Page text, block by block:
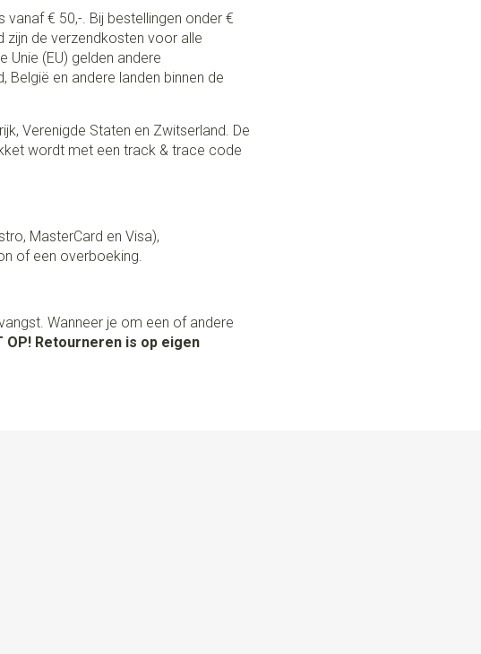
€ 50,-. Bij bestellingen onder €
zijn de verzendkosten voor alle
Unie (EU) gelden andere
België en andere landen binnen de
Verenigde Staten en Zwitserland. De
wordt met een track & trace code
MasterCard en Visa),
of een overboeking.
Wanneer je om een of andere
OP! Retourneren is op eigen